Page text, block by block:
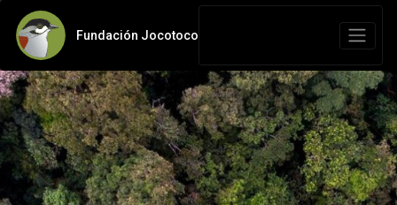
Fundación Jocotoco